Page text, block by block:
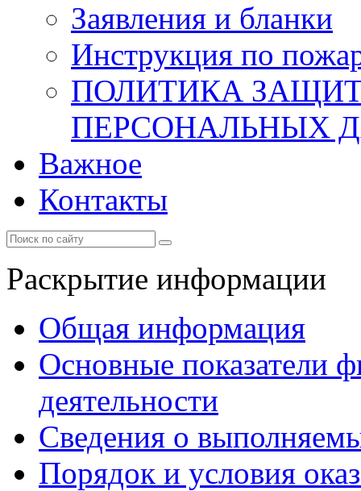
Заявления и бланки
Инструкция по
ПОЛИТИКА
ПЕРСОНАЛЬНЫХ
Важное
Контакты
Раскрытие информации
Общая информация
Основные показатели
деятельности
Сведения о
Порядок и условия